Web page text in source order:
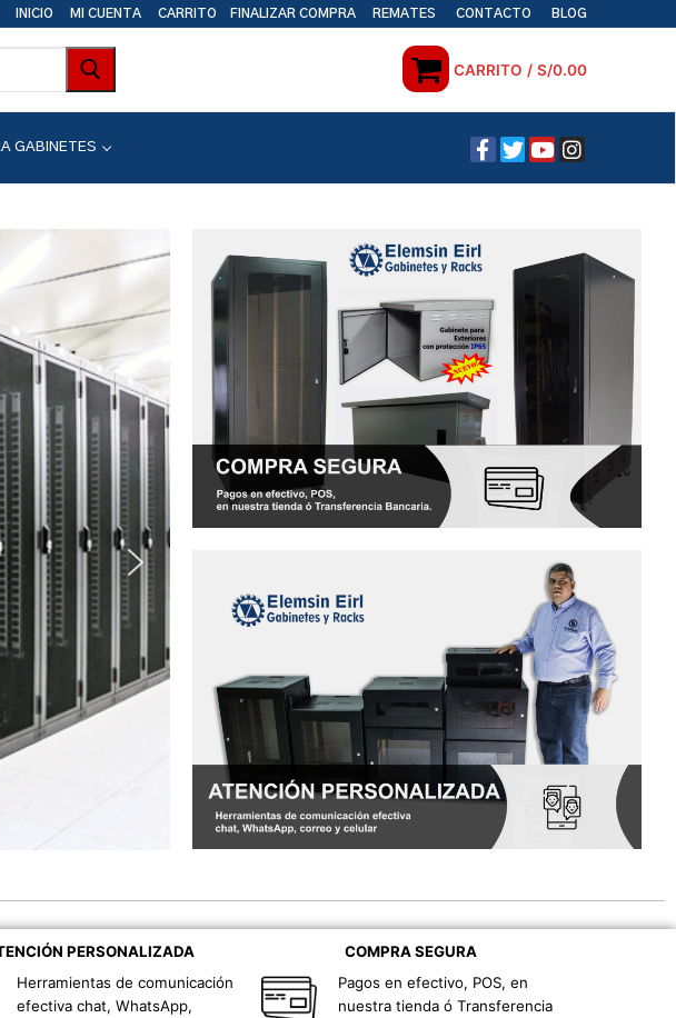
INICIO MI CUENTA CARRITO FINALIZAR COMPRA REMATES CONTACTO BLOG
CARRITO / S/0.00
GABINETES
PERSONALIZADA
Herramientas de comunicación
efectiva chat, WhatsApp,
COMPRA SEGURA
Pagos en efectivo, POS, en
nuestra tienda ó Transferencia